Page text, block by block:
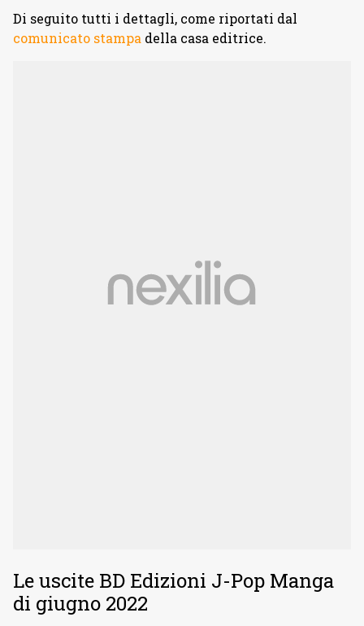
Di seguito tutti i dettagli, come riportati dal
comunicato stampa della casa editrice.
Le uscite BD Edizioni J-Pop Manga
di giugno 2022